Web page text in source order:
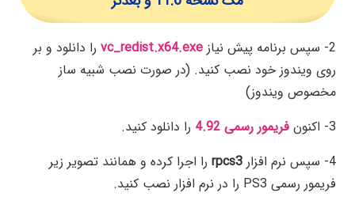
2- سپس برنامه پیش نیاز vc_redist.x64.exe را دانلود و بر
روی ویندوز خود نصب کنید. (در صورت نصب شبیه ساز
مخصوص ویندوز)
3- اکنون
فریمور رسمی 4.92
را دانلود کنید.
4- سپس نرم افزار
rpcs3 را اجرا کرده و همانند تصویر زیر
فریمور رسمی PS3 را در نرم افزار نصب کنید.